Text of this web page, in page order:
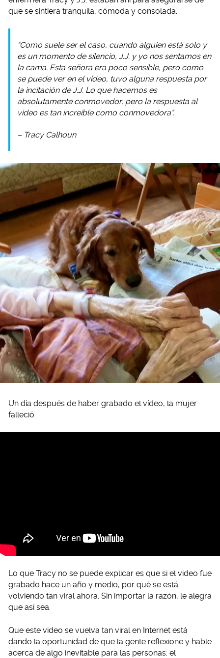
que se sintiera tranquila, cómoda y consolada.
“Como suele ser el caso, cuando alguien está solo y
es un momento de silencio, J.J. y yo nos sentamos en
la cama. Esta señora era poco sensible, pero como
se puede ver en el video, tuvo alguna respuesta por
la incitación de J.J. Lo que hacemos es
absolutamente conmovedor, pero la respuesta al
video es tan increíble como conmovedora”.
– Tracy Calhoun
Un día después de haber grabado el vídeo, la mujer
falleció.
Lo que Tracy no se puede explicar es que si el video fue
grabado hace un año y medio, por qué se está
volviendo tan viral ahora. Sin importar la razón, le alegra
que así sea.
Que este video se vuelva tan viral en Internet está
dando la oportunidad de que la gente reflexione y hable
acerca de algo inevitable para las personas: el